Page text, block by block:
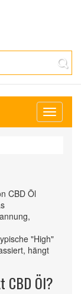
CBD Öl
"High"
hängt
CBD Öl?